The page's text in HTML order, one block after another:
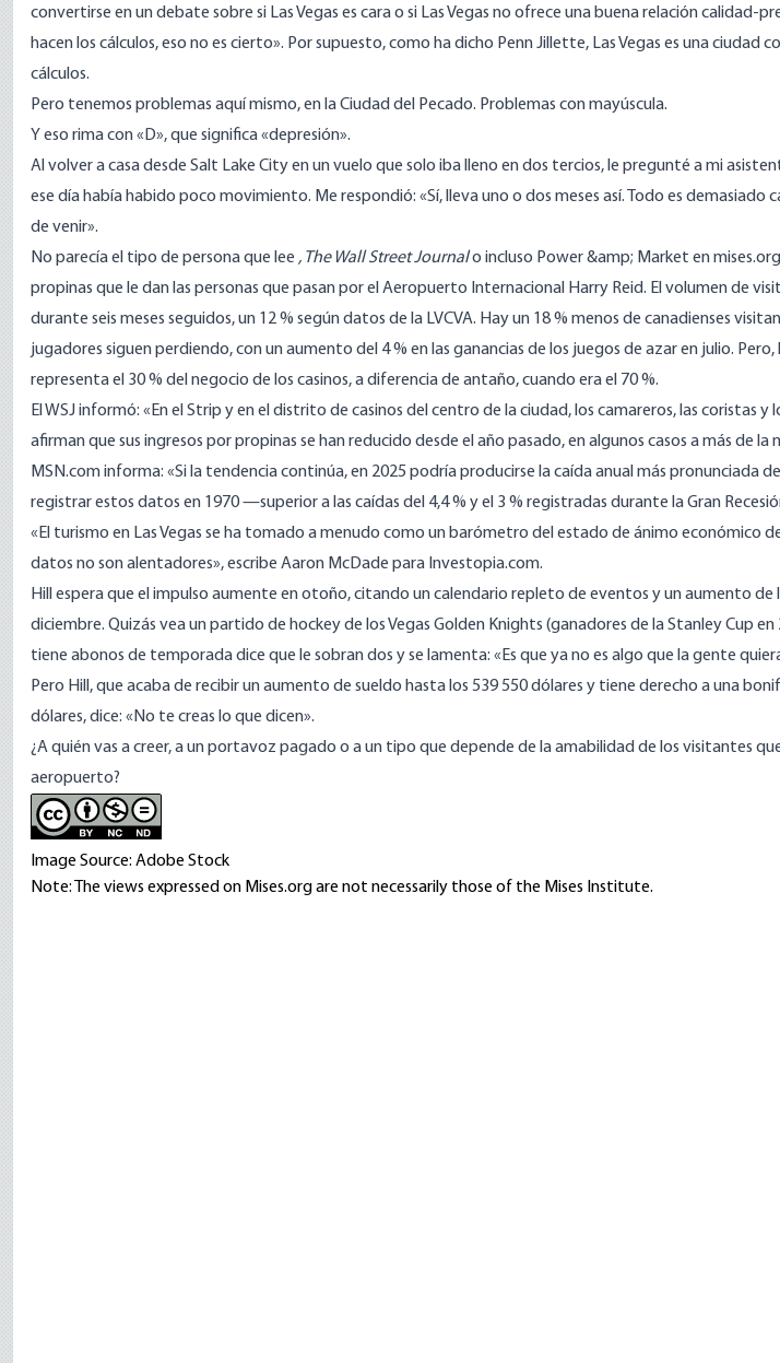
convertirse en un debate sobre si Las Vegas es cara o si Las Vegas no ofrece una buena relación calidad-
hacen los cálculos, eso no es cierto». Por supuesto, como ha dicho Penn Jillette, Las Vegas es una ciudad
cálculos.
Pero tenemos problemas aquí mismo, en la Ciudad del Pecado. Problemas con mayúscula.
Y eso rima con «D», que significa «depresión».
Al volver a casa desde Salt Lake City en un vuelo que solo iba lleno en dos tercios, le pregunté a mi
ese día había habido poco movimiento. Me respondió: «Sí, lleva uno o dos meses así. Todo es demasiado
de venir».
No parecía el tipo de persona que lee , The Wall Street Journalo incluso Power &amp; Market en
propinas que le dan las personas que pasan por el Aeropuerto Internacional Harry Reid. El volumen de
durante seis meses seguidos, un 12 % según datos de la LVCVA. Hay un 18 % menos de canadienses
jugadores siguen perdiendo, con un aumento del 4 % en las ganancias de los juegos de azar en julio.
representa el 30 % del negocio de los casinos, a diferencia de antaño, cuando era el 70 %.
El WSJ informó: «En el Strip y en el distrito de casinos del centro de la ciudad, los camareros, las coristas y
afirman que sus ingresos por propinas se han reducido desde el año pasado, en algunos casos a más de la
MSN.cominforma: «Si la tendencia continúa, en 2025 podría producirse la caída anual más pronunciada
registrar estos datos en 1970 —superior a las caídas del 4,4 % y el 3 % registradas durante la Gran
«El turismo en Las Vegas se ha tomado a menudo como un barómetro del estado de ánimo económico
datos no son alentadores», escribe Aaron McDade para Investopia.com.
Hill espera que el impulso aumente en otoño, citando un calendario repleto de eventos y un aumento de
diciembre. Quizás vea un partido de hockey de los Vegas Golden Knights (ganadores de la Stanley Cup en
tiene abonos de temporada dice que le sobran dos y se lamenta: «Es que ya no es algo que la gente
Pero Hill, que acaba de recibir un aumento de sueldo hasta los 539 550 dólares y tiene derecho a una
dólares, dice: «No te creas lo que dicen».
¿A quién vas a creer, a un portavoz pagado o a un tipo que depende de la amabilidad de los visitantes
aeropuerto?
Image Source: Adobe Stock
Note: The views expressed on Mises.org are not necessarily those of the Mises Institute.